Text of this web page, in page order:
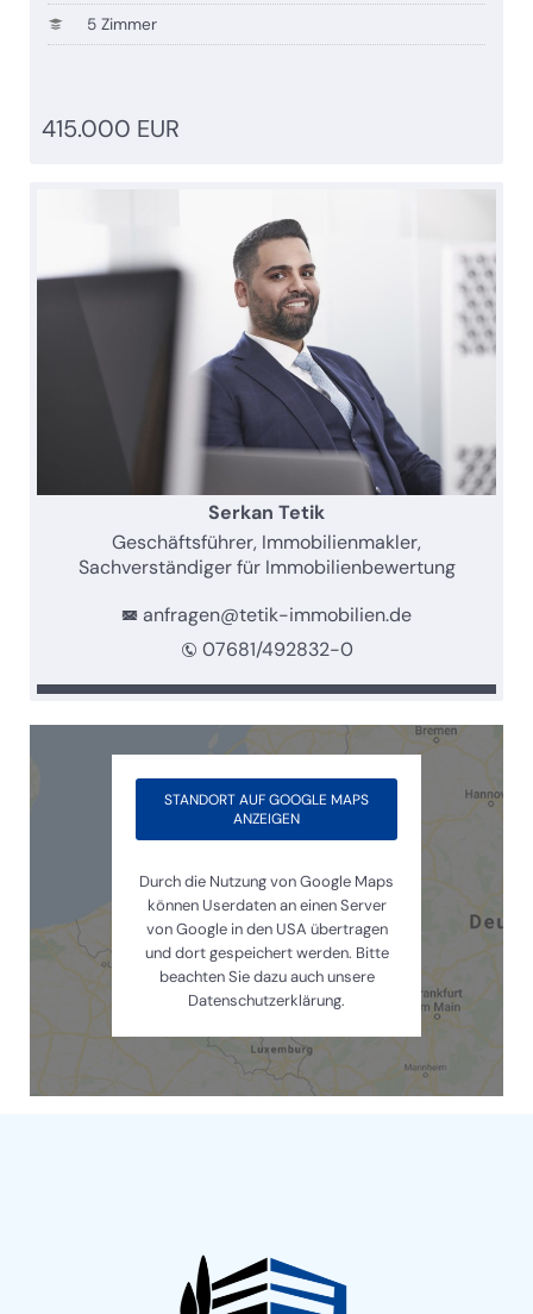
5 Zimmer
415.000 EUR
Serkan Tetik
Geschäftsführer, Immobilienmakler,
Sachverständiger für Immobilienbewertung
anfragen@tetik-immobilien.de
07681/492832-0
STANDORT AUF GOOGLE MAPS
ANZEIGEN
Durch die Nutzung von Google Maps
können Userdaten an einen Server
von Google in den USA übertragen
und dort gespeichert werden. Bitte
beachten Sie dazu auch unsere
Datenschutzerklärung.